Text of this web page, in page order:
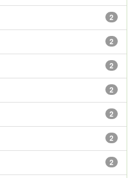
2
2
2
2
2
2
2